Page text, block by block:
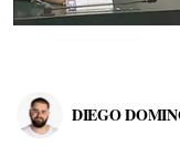
DIEGO